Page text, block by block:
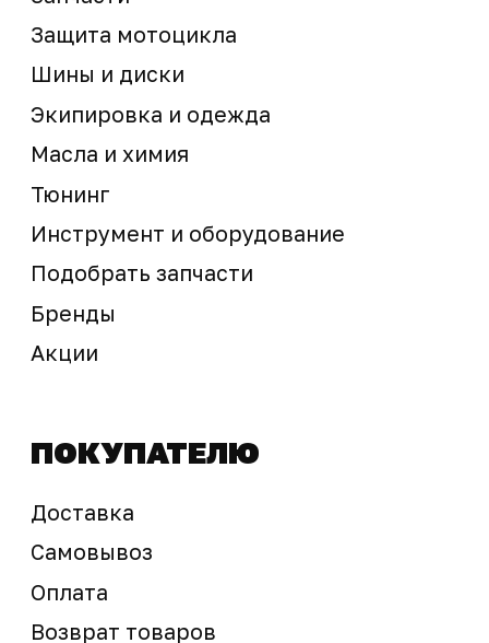
sale@ossport.ru
© 2025 ООО «Абарт-ДВ». Все права защищены
Предложение не является публичной офертой
Окончательная стоимость с учетом бонусов и
скидок, а также наличие товара
подтверждается продавцом перед оплатой
товара.